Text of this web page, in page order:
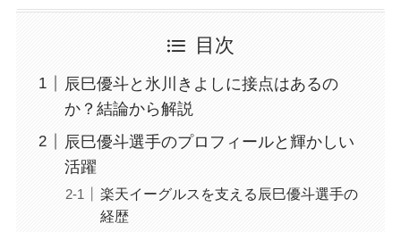
目次
辰巳優斗と氷川きよしに接点はあるの
か？結論から解説
辰巳優斗選手のプロフィールと輝かしい
活躍
楽天イーグルスを支える辰巳優斗選手の
経歴